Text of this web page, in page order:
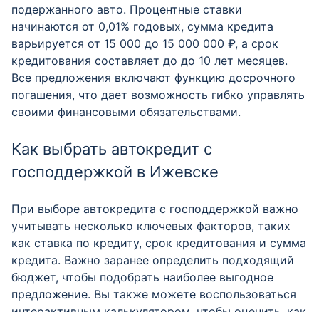
подержанного авто. Процентные ставки
начинаются от 0,01% годовых, сумма кредита
варьируется от 15 000 до 15 000 000 ₽, а срок
кредитования составляет до до 10 лет месяцев.
Все предложения включают функцию досрочного
погашения, что дает возможность гибко управлять
своими финансовыми обязательствами.
Как выбрать автокредит с
господдержкой в Ижевске
При выборе автокредита с господдержкой важно
учитывать несколько ключевых факторов, таких
как ставка по кредиту, срок кредитования и сумма
кредита. Важно заранее определить подходящий
бюджет, чтобы подобрать наиболее выгодное
предложение. Вы также можете воспользоваться